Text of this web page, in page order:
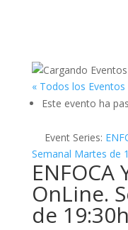
« Todos los Eventos
Este evento ha
Event Series:
Semanal Martes de
ENFOCA
OnLine.
de